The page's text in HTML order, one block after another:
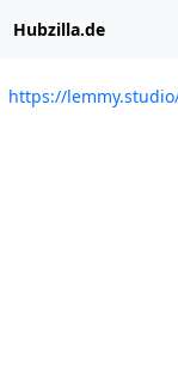
Hubzilla.de
https://